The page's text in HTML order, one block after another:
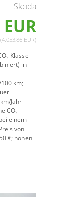
Skoda
EUR)
Klasse
in
km;
Jahr
CO₂-
einem
von
€; hohen